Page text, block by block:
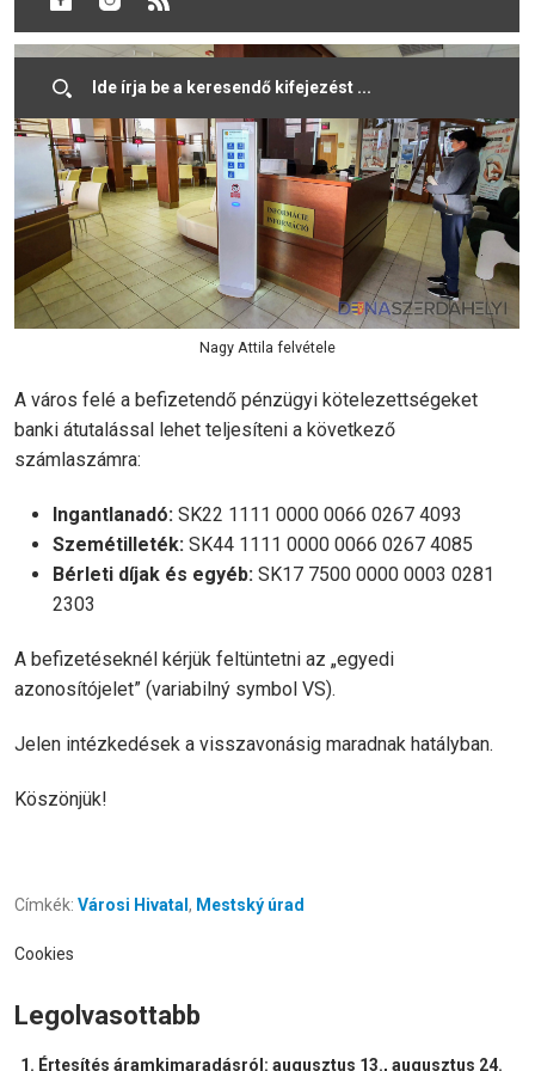
Nagy Attila felvétele
A város felé a befizetendő pénzügyi kötelezettségeket
banki átutalással lehet teljesíteni a következő
számlaszámra:
Ingantlanadó: SK22 1111 0000 0066 0267 4093
Szemétilleték: SK44 1111 0000 0066 0267 4085
Bérleti díjak és egyéb: SK17 7500 0000 0003 0281
2303
A befizetéseknél kérjük feltüntetni az „egyedi
azonosítójelet” (variabilný symbol VS).
Jelen intézkedések a visszavonásig maradnak hatályban.
Köszönjük!
Címkék: Városi Hivatal , Mestský úrad
Cookies
Legolvasottabb
Értesítés áramkimaradásról: augusztus 13., augusztus 24.